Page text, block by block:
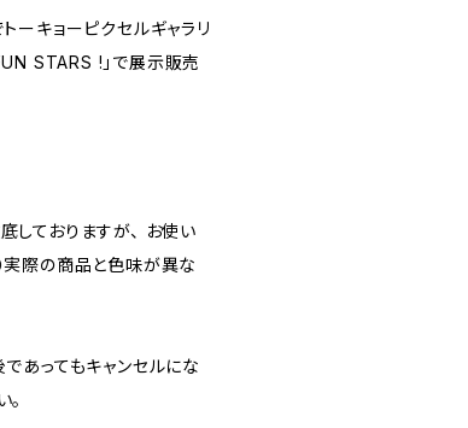
ーキョーピクセルギャラリ
STARS !」で展示販売
ておりますが、 お使い
実際の商品と色味が異な
あってもキャンセルにな